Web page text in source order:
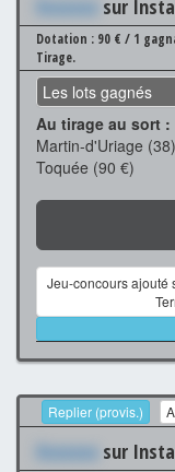
Xxxxxxx sur
Dotation : 90 € / 1
Tirage.
Les lots gagnés
Au tirage au sort :
Martin-d'Uriage
Toquée (90 €)
Jeu-concours ajouté
Replier (provis.)
Xxxxxxx sur